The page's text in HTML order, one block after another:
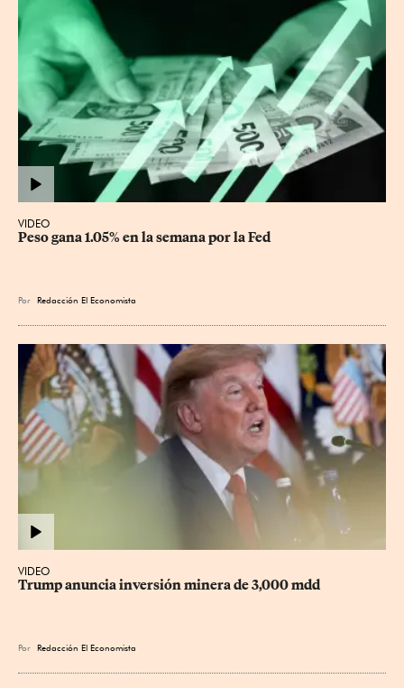
VIDEO
Peso gana 1.05% en la semana por la Fed
Por Redacción El Economista
VIDEO
Trump anuncia inversión minera de 3,000 mdd
Por Redacción El Economista